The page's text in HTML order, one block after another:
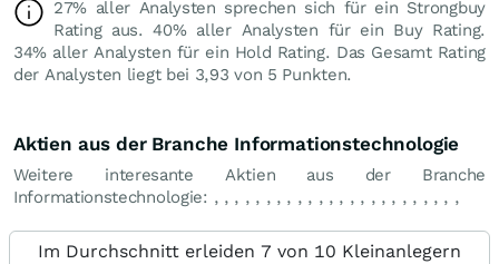
27% aller Analysten sprechen sich für ein Strongbuy
Rating aus. 40% aller Analysten für ein Buy Rating.
34% aller Analysten für ein Hold Rating. Das Gesamt Rating
der Analysten liegt bei 3,93 von 5 Punkten.
Aktien aus der Branche Informationstechnologie
Weitere interesante Aktien aus der Branche
Informationstechnologie: , , , , , , , , , , , , , , , , , , , , , , , ,
Im Durchschnitt erleiden 7 von 10 Kleinanlegern